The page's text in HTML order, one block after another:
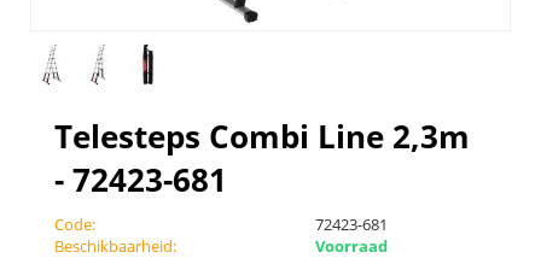
Telesteps Combi Line 2,3m
- 72423-681
Code:
72423-681
Beschikbaarheid:
Voorraad